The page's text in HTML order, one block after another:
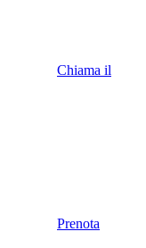
Chiama il
Prenota